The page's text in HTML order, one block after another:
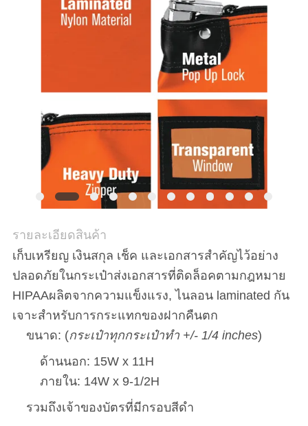
POLICY
รายละเอียดสินค้า
เก็บเหรียญ เงินสกุล เช็ค และเอกสารสําคัญไว้อย่าง
ปลอดภัยในกระเป๋าส่งเอกสารที่ติดล็อคตามกฎหมาย
HIPAAผลิตจากความแข็งแรง, ไนลอน laminated กัน
เจาะสําหรับการกระแทกของฝากคืนตก
ขนาด: (กระเป๋าทุกกระเป๋าทํา +/- 1/4 inches)
ด้านนอก: 15W x 11H
ภายใน: 14W x 9-1/2H
รวมถึงเจ้าของบัตรที่มีกรอบสีดํา